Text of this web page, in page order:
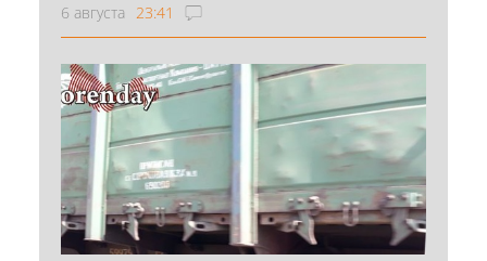
6 августа 23:41